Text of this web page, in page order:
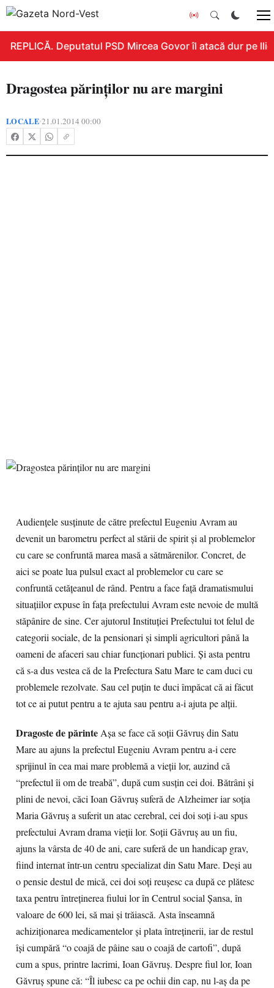
REPLICĂ. Deputatul PSD Mircea Govor îl atacă dur pe
Dragostea părinţilor nu are margini
LOCALE•21.01.2014 00:00
Audienţele susţinute de către prefectul Eugeniu Avram au
devenit un barometru perfect al stării de spirit şi al problemelor
cu care se confruntă marea masă a sătmărenilor. Concret, de
aici se poate lua pulsul exact al problemelor cu care se
confruntă cetăţeanul de rând. Pentru a face faţă dramatismului
situaţiilor expuse în faţa prefectului Avram este nevoie de multă
stăpânire de sine. Cer ajutorul Instituţiei Prefectului tot felul de
categorii sociale, de la pensionari şi simpli agricultori până la
oameni de afaceri sau chiar funcţionari publici. Şi asta pentru
că s-a dus vestea că de la Prefectura Satu Mare te cam duci cu
problemele rezolvate. Sau cel puţin te duci împăcat că ai făcut
tot ce ai putut pentru a te ajuta sau pentru a-i ajuta pe alţii.
Dragoste de părinteAşa se face că soţii Găvruş din Satu
Mare au ajuns la prefectul Eugeniu Avram pentru a-i cere
sprijinul în cea mai mare problemă a vieţii lor, auzind că
“prefectul îi om de treabă”, după cum susţin cei doi. Bătrâni şi
plini de nevoi, căci Ioan Găvruş suferă de Alzheimer iar soţia
Maria Găvruş a suferit un atac cerebral, cei doi soţi i-au spus
prefectului Avram drama vieţii lor. Soţii Găvruş au un fiu,
ajuns la vârsta de 40 de ani, care suferă de un handicap grav,
fiind internat într-un centru specializat din Satu Mare. Deşi au
o pensie destul de mică, cei doi soţi reuşesc ca după ce plătesc
taxa pentru întreţinerea fiului lor în Centrul social Şansa, în
valoare de 600 lei, să mai şi trăiască. Asta înseamnă
achiziţionarea medicamentelor şi plata întreţinerii, iar de restul
îşi cumpără “o coajă de pâine sau o coajă de cartofi”, după
cum a spus, printre lacrimi, Ioan Găvruş. Despre fiul lor, Ioan
Găvruş spune că: “Îl iubesc ca pe ochii din cap, nu l-aş da pe